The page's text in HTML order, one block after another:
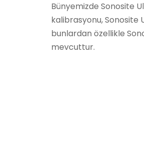
Bünyemizde Sonosite
kalibrasyonu, Sonosite
bunlardan özellikle
mevcuttur.